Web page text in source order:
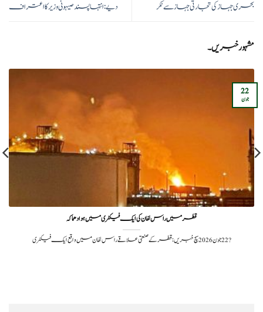
بحری جہاز کی تجارتی جہاز سے ٹکر
دیے:انتہاپسند صیہونی وزیر کا اعتراف
مشہور خبریں۔
قطر میں راس لفان کی ایک فیکٹری میں ہوا دھماکہ
?️ 22 جون 2026سچ خبریں: قطر کے صنعتی علاقے راس لفان میں واقع ایک فیکٹری
22
جون